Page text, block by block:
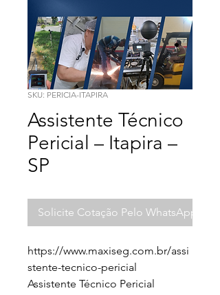
SKU: PERICIA-ITAPIRA
Assistente Técnico
Pericial – Itapira –
SP
Solicite Cotação Pelo WhatsApp
https://www.maxiseg.com.br/assi
stente-tecnico-pericial
Assistente Técnico Pericial